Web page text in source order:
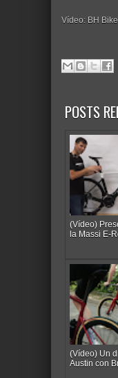
Vídeo: BH
POSTS
(Vídeo)
la Massi E-
(Vídeo) Un
Austin con